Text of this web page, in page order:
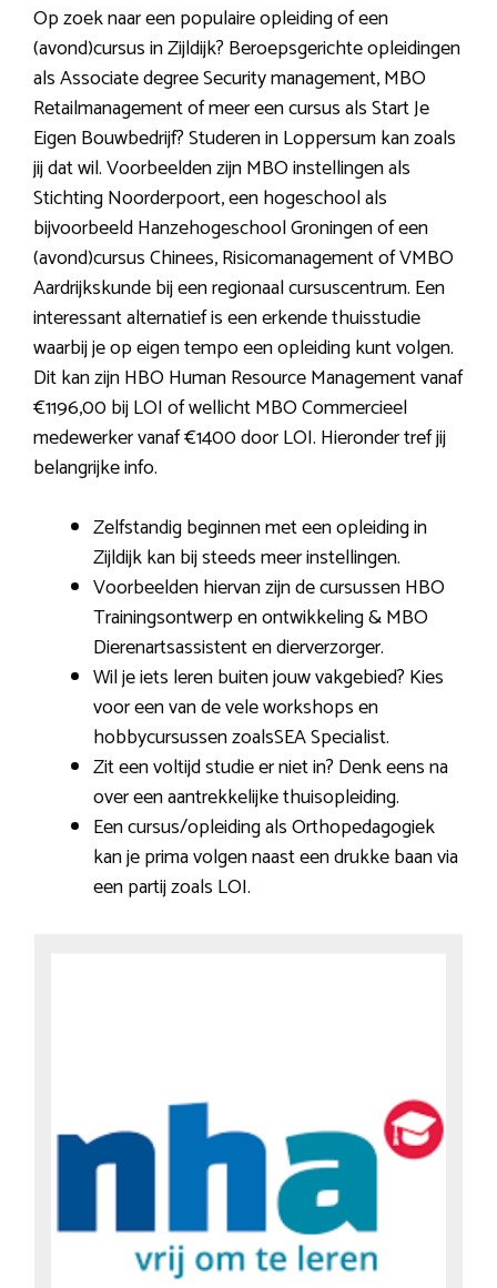
Op zoek naar een populaire opleiding of een
(avond)cursus in Zijldijk? Beroepsgerichte opleidingen
als Associate degree Security management, MBO
Retailmanagement of meer een cursus als Start Je
Eigen Bouwbedrijf? Studeren in Loppersum kan zoals
jij dat wil. Voorbeelden zijn MBO instellingen als
Stichting Noorderpoort, een hogeschool als
bijvoorbeeld Hanzehogeschool Groningen of een
(avond)cursus Chinees, Risicomanagement of VMBO
Aardrijkskunde bij een regionaal cursuscentrum. Een
interessant alternatief is een erkende thuisstudie
waarbij je op eigen tempo een opleiding kunt volgen.
Dit kan zijn HBO Human Resource Management vanaf
€1196,00 bij LOI of wellicht MBO Commercieel
medewerker vanaf €1400 door LOI. Hieronder tref jij
belangrijke info.
Zelfstandig beginnen met een opleiding in
Zijldijk kan bij steeds meer instellingen.
Voorbeelden hiervan zijn de cursussen HBO
Trainingsontwerp en ontwikkeling & MBO
Dierenartsassistent en dierverzorger.
Wil je iets leren buiten jouw vakgebied? Kies
voor een van de vele workshops en
hobbycursussen zoalsSEA Specialist.
Zit een voltijd studie er niet in? Denk eens na
over een aantrekkelijke thuisopleiding.
Een cursus/opleiding als Orthopedagogiek
kan je prima volgen naast een drukke baan via
een partij zoals LOI.